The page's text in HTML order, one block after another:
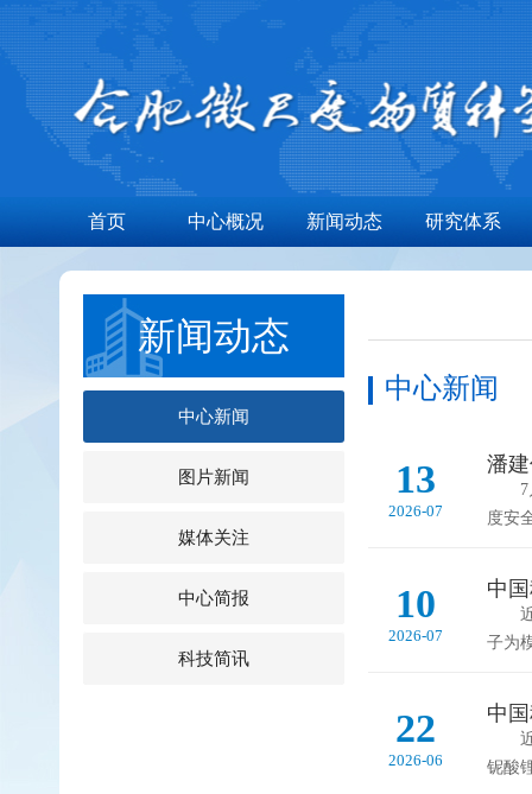
首页 中心概况 新闻动态 研究体系
新闻动态
中心新闻
图片新闻
媒体关注
中心简报
科技简讯
中心新闻
13
2026-07
潘
7月
度安
10
2026-07
中
近
子为
22
2026-06
中
近
铌酸